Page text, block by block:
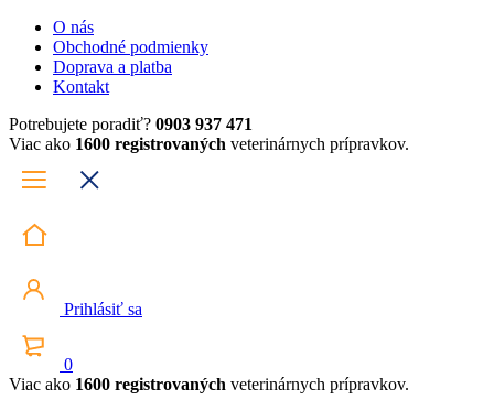
O nás
Obchodné podmienky
Doprava a platba
Kontakt
Potrebujete poradiť? 0903 937 471
Viac ako 1600 registrovaných veterinárnych prípravkov.
Prihlásiť sa
0
Viac ako 1600 registrovaných veterinárnych prípravkov.